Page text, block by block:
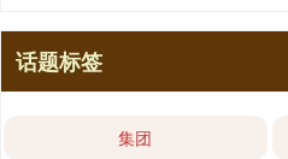
话题标签
集团